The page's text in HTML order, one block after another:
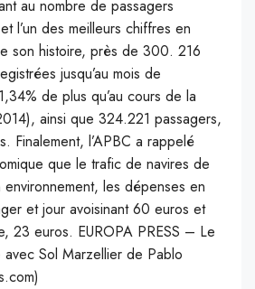
au nombre de passagers
l’un des meilleurs chiffres en
son histoire, près de 300. 216
jusqu’au mois de
de plus qu’au cours de la
ainsi que 324.221 passagers,
Finalement, l’APBC a rappelé
que le trafic de navires de
les dépenses en
et jour avoisinant 60 euros et
23 euros. EUROPA PRESS – Le
avec Sol Marzellier de Pablo